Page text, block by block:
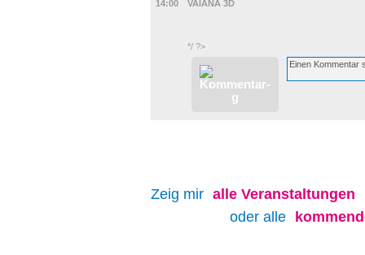
14:00
VAIANA 3D
*/ ?>
Zeig mir alle Veranstaltungen
oder alle